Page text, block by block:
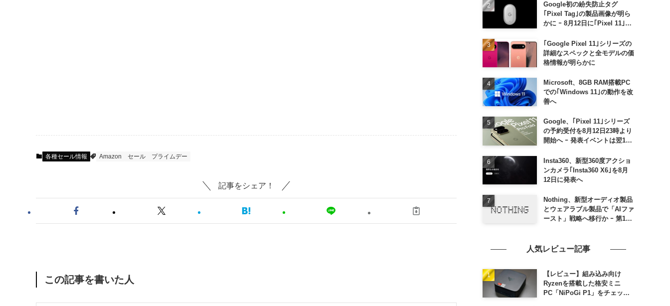
各種セール情報 Amazon セール プライムデー
記事をシェア！
この記事を書いた人
Google初の紛失防止タグ
｢Pixel Tag｣の製品画像が明ら
かに ｰ 8月12日に｢Pixel 11｣な
｢Google Pixel 11｣シリーズの
詳細なスペックと全モデルの価
格情報が明らかに
Microsoft、8GB RAM搭載PC
での｢Windows 11｣の動作を改
善へ
Google、｢Pixel 11｣シリーズ
の予約受付を8月12日23時より
開始へ ｰ 発表イベントは翌13
Insta360、新型360度アクショ
ンカメラ｢Insta360 X6｣を8月
12日に発表へ
Nothing、新型オーディオ製品
とウェアラブル製品で「AIファ
ースト」戦略へ移行か ｰ 第1弾
人気レビュー記事
【レビュー】組み込み向け
Ryzenを搭載した格安ミニ
PC「NiPoGi P1」をチェック